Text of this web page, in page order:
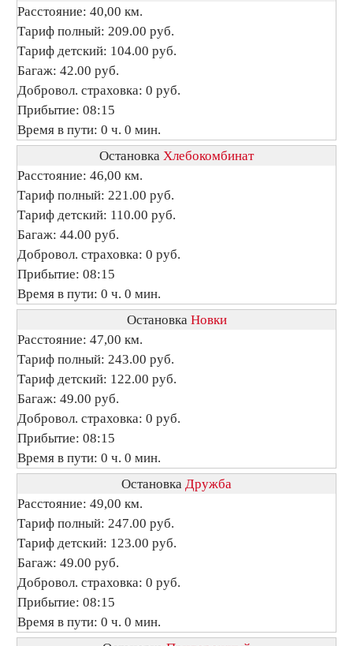
Расстояние: 40,00 км.
Тариф полный: 209.00 руб.
Тариф детский: 104.00 руб.
Багаж: 42.00 руб.
Добровол. страховка: 0 руб.
Прибытие: 08:15
Время в пути: 0 ч. 0 мин.
Остановка Хлебокомбинат
Расстояние: 46,00 км.
Тариф полный: 221.00 руб.
Тариф детский: 110.00 руб.
Багаж: 44.00 руб.
Добровол. страховка: 0 руб.
Прибытие: 08:15
Время в пути: 0 ч. 0 мин.
Остановка Новки
Расстояние: 47,00 км.
Тариф полный: 243.00 руб.
Тариф детский: 122.00 руб.
Багаж: 49.00 руб.
Добровол. страховка: 0 руб.
Прибытие: 08:15
Время в пути: 0 ч. 0 мин.
Остановка Дружба
Расстояние: 49,00 км.
Тариф полный: 247.00 руб.
Тариф детский: 123.00 руб.
Багаж: 49.00 руб.
Добровол. страховка: 0 руб.
Прибытие: 08:15
Время в пути: 0 ч. 0 мин.